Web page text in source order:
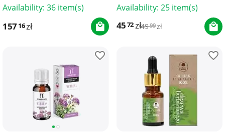
Availability: 36 item(s)
15716zł
Availability: 25 item(s)
4572zł4999 zł